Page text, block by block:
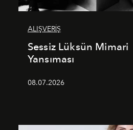
ALIŞVERİŞ
Sessiz Lüksün Mimari
Yansıması
08.07.2026